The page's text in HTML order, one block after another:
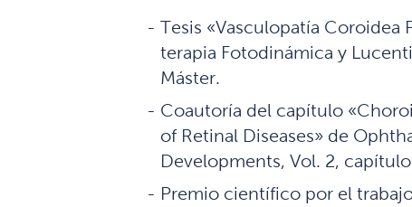
Tesis «Vasculopatía
terapia Fotodinámica y
Máster.
Coautoría del capítulo
of Retinal Diseases» de
Developments, Vol. 2,
Premio científico por el